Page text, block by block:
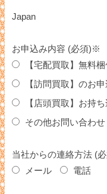
Japan
お申込み内容 (必須)※
【宅配買取】無料
【訪問買取】のお
【店頭買取】お持
その他お問い合わせ
当社からの連絡方法 (
メール
電話